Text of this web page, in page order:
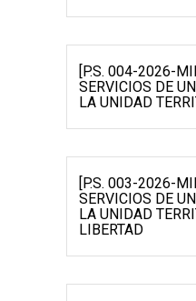
[P.S. 004-2026-
SERVICIOS DE
LA UNIDAD
[P.S. 003-2026-
SERVICIOS DE
LA UNIDAD
LIBERTAD